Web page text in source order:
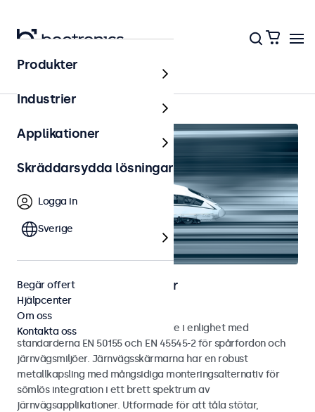
Hem
Bild- och touchskärmar för
järnvägsapplikationer
Bild- och touchskärmar utvecklade i enlighet med
standarderna EN 50155 och EN 45545-2 för spårfordon och
järnvägsmiljöer. Järnvägsskärmarna har en robust
metallkapsling med mångsidiga monteringsalternativ för
sömlös integration i ett brett spektrum av
järnvägsapplikationer. Utformade för att tåla stötar,
Produkter
Industrier
Applikationer
Skräddarsydda lösningar
Logga in
Sverige
Begär offert
Hjälpcenter
Om oss
Kontakta oss